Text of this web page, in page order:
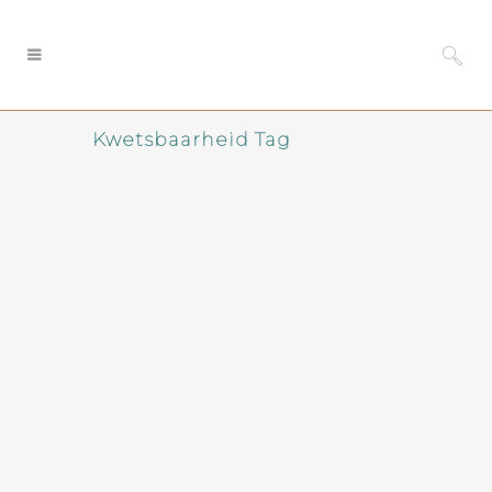
Kwetsbaarheid Tag